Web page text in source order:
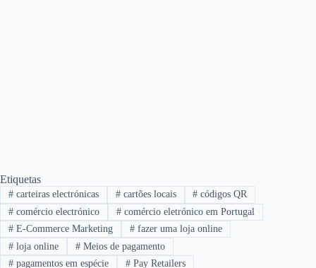
Etiquetas
#carteiras electrónicas #cartões locais # códigos QR
#comércio electrónico #comércio eletrónico em Portugal
#E-Commerce Marketing #fazer uma loja online
#loja online #Meios de pagamento
#pagamentos em espécie #Pay Retailers